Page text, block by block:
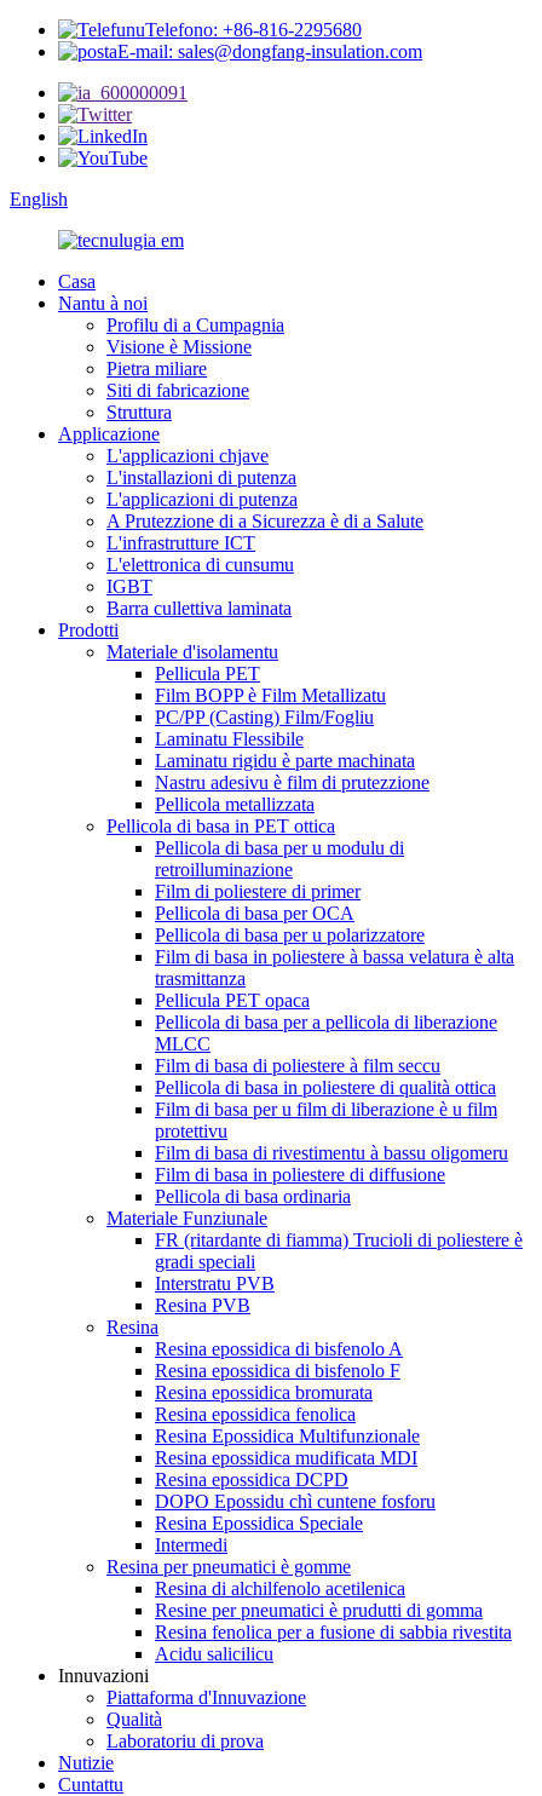
Telefono: +86-816-2295680
E-mail: sales@dongfang-insulation.com
English
Casa
Nantu à noi
Profilu di a Cumpagnia
Visione è Missione
Pietra miliare
Siti di fabricazione
Struttura
Applicazione
L'applicazioni chjave
L'installazioni di putenza
L'applicazioni di putenza
A Prutezzione di a Sicurezza è di a Salute
L'infrastrutture ICT
L'elettronica di cunsumu
IGBT
Barra cullettiva laminata
Prodotti
Materiale d'isolamentu
Pellicula PET
Film BOPP è Film Metallizatu
PC/PP (Casting) Film/Fogliu
Laminatu Flessibile
Laminatu rigidu è parte machinata
Nastru adesivu è film di prutezzione
Pellicola metallizzata
Pellicola di basa in PET ottica
Pellicola di basa per u modulu di
retroilluminazione
Film di poliestere di primer
Pellicola di basa per OCA
Pellicola di basa per u polarizzatore
Film di basa in poliestere à bassa velatura è alta
trasmittanza
Pellicula PET opaca
Pellicola di basa per a pellicola di liberazione
MLCC
Film di basa di poliestere à film seccu
Pellicola di basa in poliestere di qualità ottica
Film di basa per u film di liberazione è u film
protettivu
Film di basa di rivestimentu à bassu oligomeru
Film di basa in poliestere di diffusione
Pellicola di basa ordinaria
Materiale Funziunale
FR (ritardante di fiamma) Trucioli di poliestere è
gradi speciali
Interstratu PVB
Resina PVB
Resina
Resina epossidica di bisfenolo A
Resina epossidica di bisfenolo F
Resina epossidica bromurata
Resina epossidica fenolica
Resina Epossidica Multifunzionale
Resina epossidica mudificata MDI
Resina epossidica DCPD
DOPO Epossidu chì cuntene fosforu
Resina Epossidica Speciale
Intermedi
Resina per pneumatici è gomme
Resina di alchilfenolo acetilenica
Resine per pneumatici è prudutti di gomma
Resina fenolica per a fusione di sabbia rivestita
Acidu salicilicu
Innuvazioni
Piattaforma d'Innuvazione
Qualità
Laboratoriu di prova
Nutizie
Cuntattu